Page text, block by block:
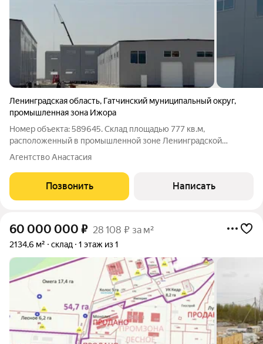
Ленинградская область, Гатчинский муниципальный округ,
промышленная зона Ижора
Номер объекта: 589645. Склад площадью 777 кв.м,
расположенный в промышленной зоне Ленинградской
области, Гатчинский район, промышленная зона Ижора.
кв.м.Внутренние размеры: ширина 18 м, длина 42 м,
Агентство Анастасия
Позвонить Написать
60 000 000 ₽ 28 108 ₽ за м²
2134,6 м² склад 1 этаж из 1